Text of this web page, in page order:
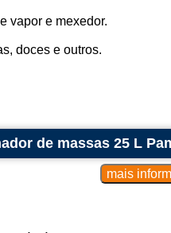
vapor e mexedor.
doces e outros.
de massas 25 L